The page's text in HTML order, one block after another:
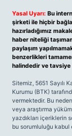
Yasal Uyarı: Bu
şirketi ile hiçbir
hazırladığımız
haber niteliği
paylaşım
benzerlikleri
halindedir ve tavsiye
Sitemiz, 5651 Sayılı
Kurumu (BTK)
vermektedir. Bu
veya araştırma
yazdıkları içeriklerin
bu sorumluluğu kabul